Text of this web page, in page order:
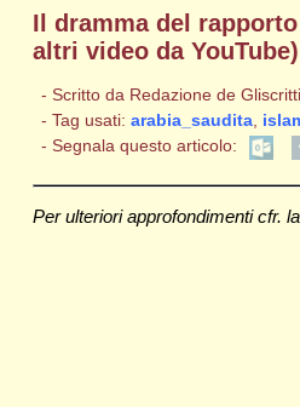
Il dramma del
altri video da
- Scritto da Redazione de
- Tag usati: arabia_saudita,
- Segnala questo articolo:
Per ulteriori approfondimenti cfr.